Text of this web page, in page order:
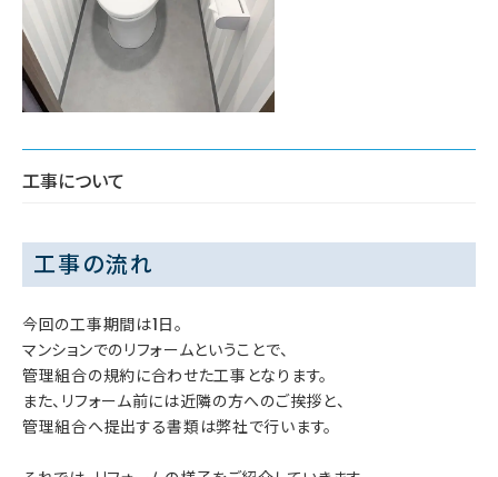
工事について
工事の流れ
今回の工事期間は1日。
マンションでのリフォームということで、
管理組合の規約に合わせた工事となります。
また、リフォーム前には近隣の方へのご挨拶と、
管理組合へ提出する書類は弊社で行います。